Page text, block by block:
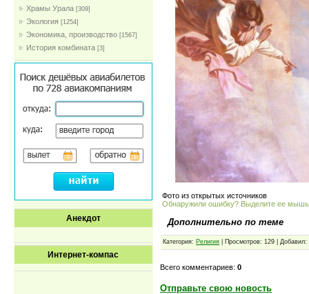
Храмы Урала [309]
Экология [1254]
Экономика, производство [1567]
История комбината [3]
Анекдот
Интернет-компас
Фото из открытых источников
Обнаружили ошибку? Выделите ее
Дополнительно по теме
Категория: Религия | Просмотров: 129 | Добавил:
Всего комментариев: 0
Отправьте свою новость